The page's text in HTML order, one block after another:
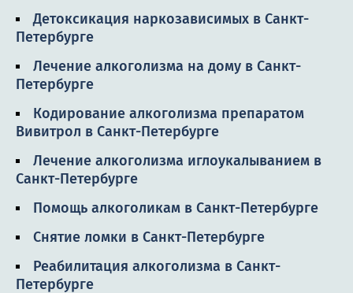
Детоксикация наркозависимых в Санкт-
Петербурге
Лечение алкоголизма на дому в Санкт-
Петербурге
Кодирование алкоголизма препаратом
Вивитрол в Санкт-Петербурге
Лечение алкоголизма иглоукалыванием в
Санкт-Петербурге
Помощь алкоголикам в Санкт-Петербурге
Снятие ломки в Санкт-Петербурге
Реабилитация алкоголизма в Санкт-
Петербурге